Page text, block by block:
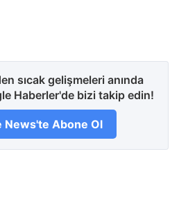
sıcak gelişmeleri anında
Haberler'de bizi takip edin!
News'te Abone Ol